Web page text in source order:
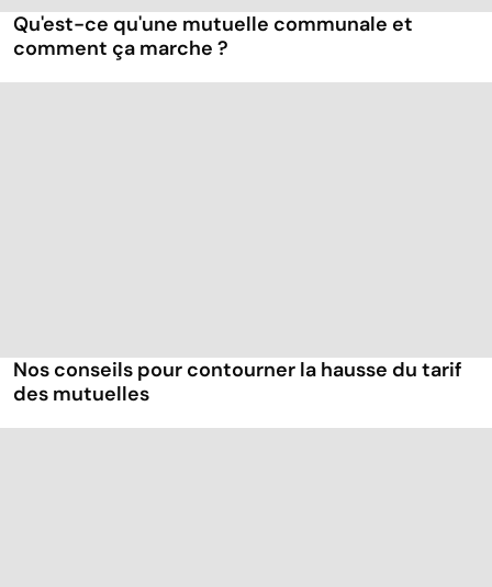
Qu'est-ce qu'une mutuelle communale et
comment ça marche ?
Nos conseils pour contourner la hausse du tarif
des mutuelles